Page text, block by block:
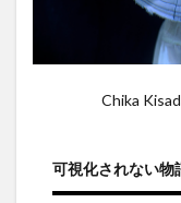
Chika
可視化されない物